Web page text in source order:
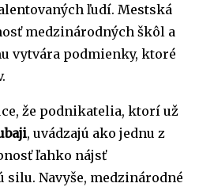
ľudí. Mestská
medzinárodných škôl a
vytvára podmienky, ktoré
že podnikatelia, ktorí už
, uvádzajú ako jednu z
ľahko nájsť
Navyše, medzinárodné